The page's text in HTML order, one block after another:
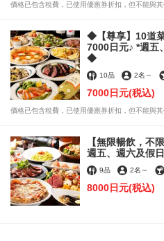
價格已包含稅費，已使用優惠券折扣，但不能與其
◆【尊享】10道
7000日元♪ *週五
◆
10品 2名 ～
7000日元(税込)
價格已包含稅費，已使用優惠券折扣，但不能與其
【無限暢飲，不
週五、週六及假
9品 2名 ～
8000日元(税込)
この店舗情報
【為特別的人準備的驚喜甜點拼
| Italian Bar KIMURAYA 京都駅
京都府京都市下京区塩小路通烏丸
ビル 1F・2F
https://kidshd127.owst.jp/coupons/
お店情報を